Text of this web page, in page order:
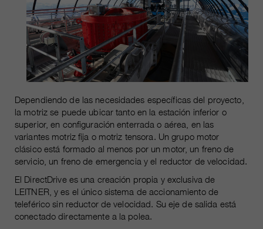
Dependiendo de las necesidades específicas del proyecto,
la motriz se puede ubicar tanto en la estación inferior o
superior, en configuración enterrada o aérea, en las
variantes motriz fija o motriz tensora. Un grupo motor
clásico está formado al menos por un motor, un freno de
servicio, un freno de emergencia y el reductor de velocidad.
El DirectDrive es una creación propia y exclusiva de
LEITNER, y es el único sistema de accionamiento de
teleférico sin reductor de velocidad. Su eje de salida está
conectado directamente a la polea.